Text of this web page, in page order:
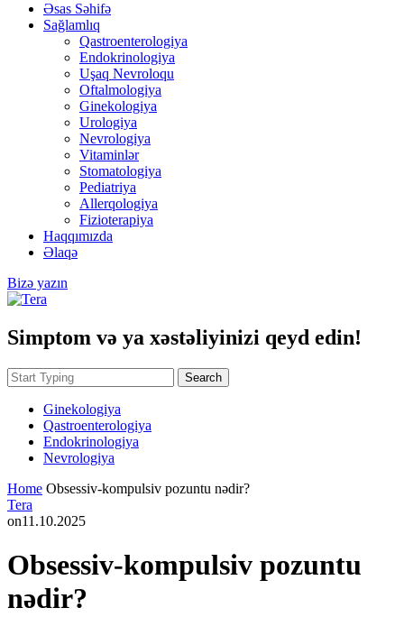
Əsas Səhifə
Sağlamlıq
Qastroenterologiya
Endokrinologiya
Uşaq Nevroloqu
Oftalmologiya
Ginekologiya
Urologiya
Nevrologiya
Vitaminlər
Stomatologiya
Pediatriya
Allerqologiya
Fizioterapiya
Haqqımızda
Əlaqə
Bizə yazın
Simptom və ya xəstəliyinizi qeyd edin!
Search
Ginekologiya
Qastroenterologiya
Endokrinologiya
Nevrologiya
Home Obsessiv-kompulsiv pozuntu nədir?
Tera
on11.10.2025
Obsessiv-kompulsiv pozuntu
nədir?